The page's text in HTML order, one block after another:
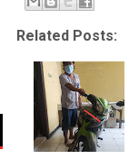
Related Posts: